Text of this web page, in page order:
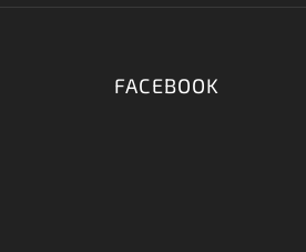
FACEBOOK